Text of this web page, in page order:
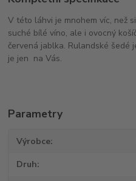
V této láhvi je mnohem víc, než
suché bílé víno, ale i ovocný
červená jablka. Rulandské šedé
je jen na Vás.
Parametry
Výrobce
Druh